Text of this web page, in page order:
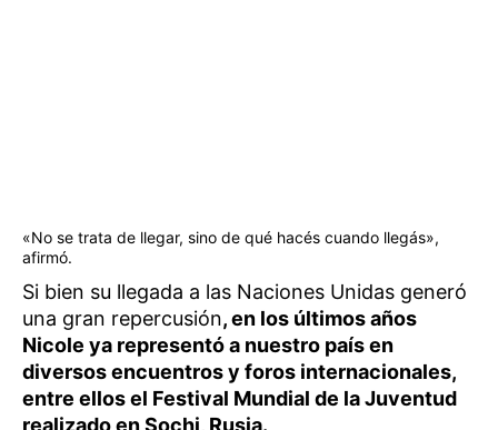
«No se trata de llegar, sino de qué hacés cuando llegás»,
afirmó.
Si bien su llegada a las Naciones Unidas generó
una gran repercusión, en los últimos años
Nicole ya representó a nuestro país en
diversos encuentros y foros internacionales,
entre ellos el Festival Mundial de la Juventud
realizado en Sochi, Rusia.